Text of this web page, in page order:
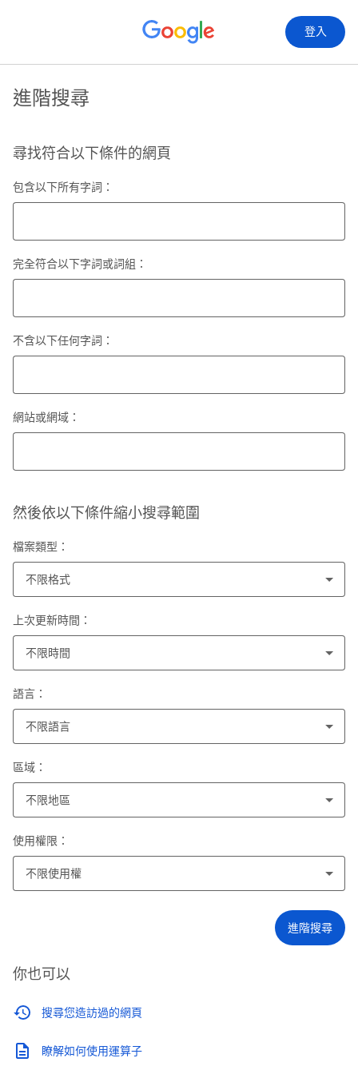
登入
進階搜尋
尋找符合以下條件的網頁
包含以下所有字詞：
完全符合以下字詞或詞組：
不含以下任何字詞：
網站或網域：
然後依以下條件縮小搜尋範圍
檔案類型：
不限格式
上次更新時間：
不限時間
語言：
不限語言
區域：
不限地區
使用權限：
不限使用權
進階搜尋
你也可以
搜尋您造訪過的網頁
瞭解如何使用運算子